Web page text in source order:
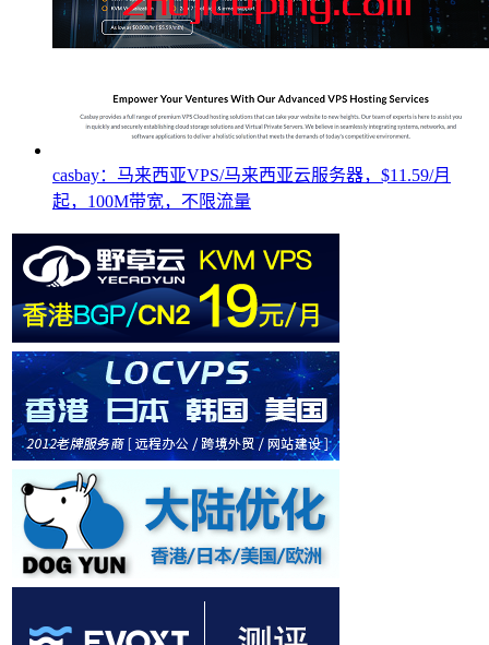
casbay：马来西亚VPS/马来西亚云服务器，$11.59/月
起，100M带宽，不限流量